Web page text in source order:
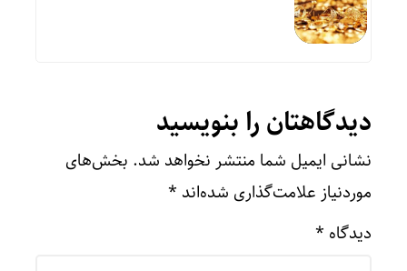
دیدگاهتان را بنویسید
نشانی ایمیل شما منتشر نخواهد شد. بخش‌های
موردنیاز علامت‌گذاری شده‌اند *
دیدگاه *